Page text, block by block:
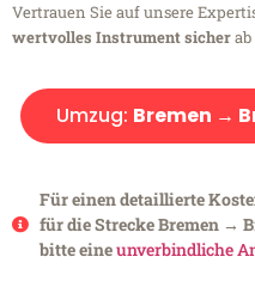
Vertrauen Sie auf unsere
wertvolles Instrument sicher
Umzug: Bremen →
Für einen detaillierte
für die Strecke Bremen →
bitte eineunverbindliche